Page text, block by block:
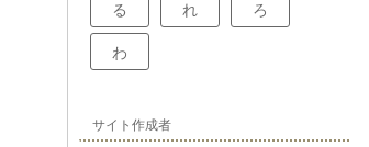
る れ ろ
わ
サイト作成者